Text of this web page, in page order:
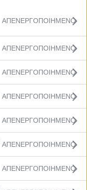
ΑΠΕΝΕΡΓΟΠΟΙΗΜΕΝΟ
ΑΠΕΝΕΡΓΟΠΟΙΗΜΕΝΟ
ΑΠΕΝΕΡΓΟΠΟΙΗΜΕΝΟ
ΑΠΕΝΕΡΓΟΠΟΙΗΜΕΝΟ
ΑΠΕΝΕΡΓΟΠΟΙΗΜΕΝΟ
ΑΠΕΝΕΡΓΟΠΟΙΗΜΕΝΟ
ΑΠΕΝΕΡΓΟΠΟΙΗΜΕΝΟ